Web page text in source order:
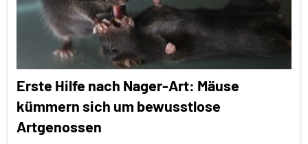
Alle
Themen
Forschung
aktuell
In
Erste Hilfe nach Nager-Art: Mäuse
kümmern sich um bewusstlose
Artgenossen